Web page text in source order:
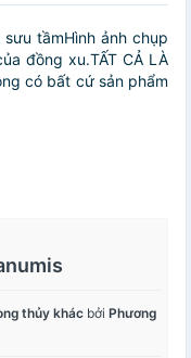
tầmHình ảnh chụp
đồng xu.TẤT CẢ LÀ
có bất cứ sản phẩm
thủy khác bởi Phương